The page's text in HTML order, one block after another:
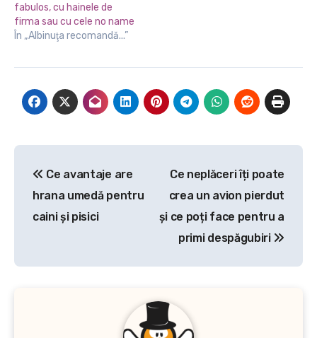
fabulos, cu hainele de
firma sau cu cele no name
În „Albinuţa recomandă...”
articole
Ce avantaje are
hrana umedă pentru
caini și pisici
Ce neplăceri îți poate
crea un avion pierdut
și ce poți face pentru a
primi despăgubiri